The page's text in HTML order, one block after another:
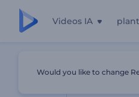
Videos IA
Would you like to change